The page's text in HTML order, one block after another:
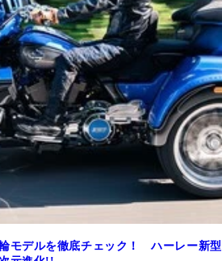
モデルを徹底チェック！ ハーレー新型